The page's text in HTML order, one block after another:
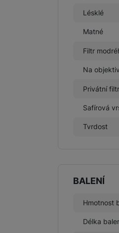
Lésklé
Matné
Filtr
Na objektiv
Privátní filtr
Safírová
Tvrdost
BALENÍ
Hmotnost
Délka